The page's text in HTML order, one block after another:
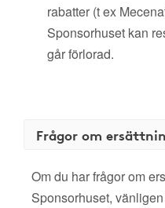
rabatter (t ex
Sponsorhuset kan
går förlorad.
Frågor om
Om du har frågor om
Sponsorhuset,